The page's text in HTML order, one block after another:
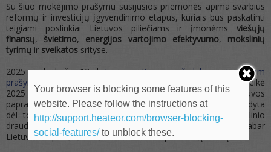
Su šiuo mokėjimo prašymu susijusios priemonės apima svarbius
reformų ir investicijų įgyvendinimo etapus, kuriais bus paskatinti
teigiami poslinkiai Lietuvos piliečiams ir įmonėms viešųjų
finansų, švietimo, energijos vartojimo efektyvumo, mokslinių
tyrimų ir sveikatos srityse.
2025 m. lapkričio 13 d.Europos Komisija iš dalies pritarė šiam
prašymui
. Mokėjimo prašymą Lietuva Europos Komisijai pateikė
2025 m. rugpjūčio 4 d. Iš daugiau kaip 514,5 mln. EUR Lietuvos
paprašytos sumos maždaug 59 mln. EUR suma buvo sustabdyta
dėl to, kad su gyventojų pajamų apmokestinimu ir socialinio
draudimo įmokomis susijęs rodiklis pasiektas iš dalies. Dabar
Lietuva turi per šešis mėnesius tinkamai pasiekti šį rodiklį.
Your browser is blocking some features of this
website. Please follow the instructions at
http://support.heateor.com/browser-blocking-
social-features/to unblock these.